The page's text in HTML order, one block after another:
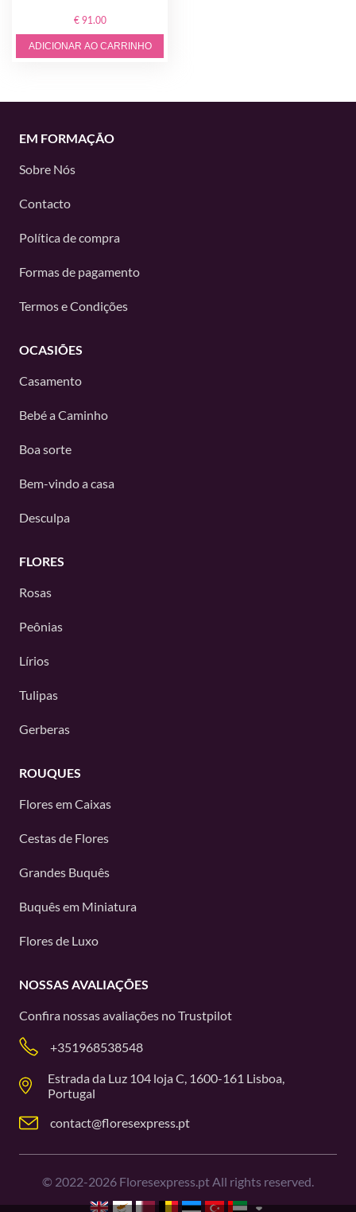
€ 91.00
ADICIONAR AO CARRINHO
EM FORMAÇÃO
Sobre Nós
Contacto
Política de compra
Formas de pagamento
Termos e Condições
OCASIÕES
Casamento
Bebé a Caminho
Boa sorte
Bem-vindo a casa
Desculpa
FLORES
Rosas
Peônias
Lírios
Tulipas
Gerberas
ROUQUES
Flores em Caixas
Cestas de Flores
Grandes Buquês
Buquês em Miniatura
Flores de Luxo
NOSSAS AVALIAÇÕES
Confira nossas avaliações noTrustpilot
+351968538548
Estrada da Luz 104 loja C, 1600-161 Lisboa,
Portugal
contact@floresexpress.pt
© 2022-2026 Floresexpress.pt All rights reserved.